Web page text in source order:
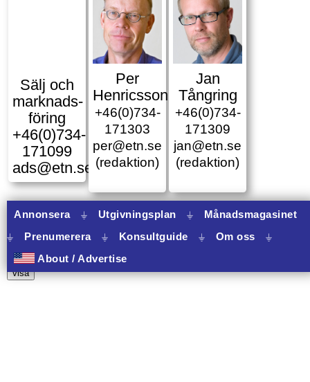
Sälj och
marknads­
föring
+46(0)734-
171099
ads@etn.se
Per
Henricsson
+46(0)734-
171303
per@etn.se
(redaktion)
Jan
Tångring
+46(0)734-
171309
jan@etn.se
(redaktion)
Annonsera ⏚ Utgivningsplan ⏚
Månadsmagasinet
⏚
Prenumerera ⏚ Konsultguide ⏚ Om oss
⏚
About / Advertise
10 banners varav 10 har onclick.